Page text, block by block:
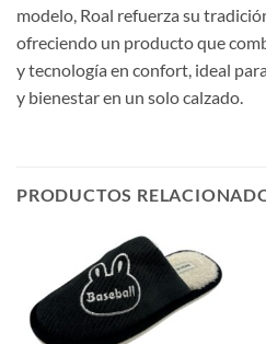
modelo, Roal refuerza su
ofreciendo un producto que
y tecnología en confort, ideal
y bienestar en un solo calzado.
PRODUCTOS